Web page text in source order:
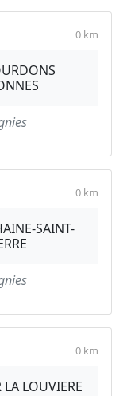
0 km
0 km
SAINT-
0 km
LA LOUVIERE